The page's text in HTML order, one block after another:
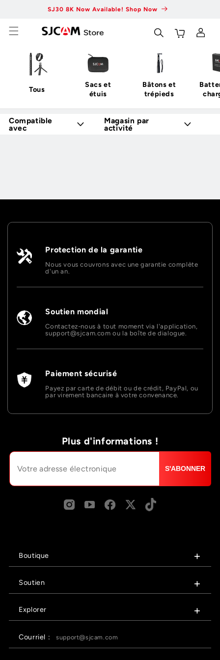
SJ30 8K Now Available! Shop Now
Chariot
connecter
Tous
Sacs et
étuis
Bâtons et
trépieds
Compatible
avec
Magasin par
activité
Protection de la garantie
Nous vous couvrons avec une garantie complète
d'un an.
Soutien mondial
Contactez-nous à tout moment via l'application,
support@sjcam.com ou la boîte de dialogue.
Paiement sécurisé
Payez par carte de débit ou de crédit, PayPal, ou
par virement bancaire à votre convenance.
Plus d'informations !
S'ABONNER
Boutique
Soutien
Explorer
Courriel : support@sjcam.com